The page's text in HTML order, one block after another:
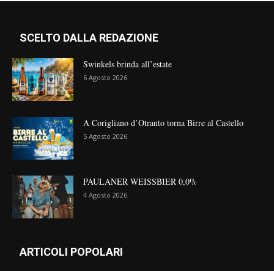
SCELTO DALLA REDAZIONE
Swinkels brinda all’estate
6 Agosto 2026
A Corigliano d’Otranto torna Birre al Castello
5 Agosto 2026
PAULANER WEISSBIER 0,0%
4 Agosto 2026
ARTICOLI POPOLARI